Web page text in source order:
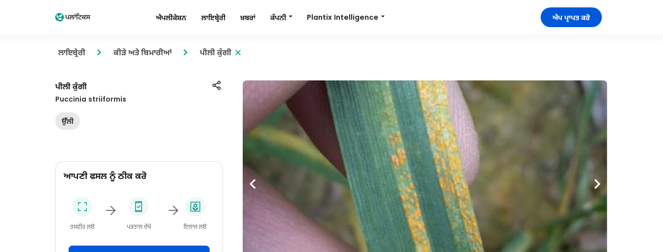
ਐਪਲੀਕੇਸ਼ਨ ਲਾਇਬ੍ਰੇਰੀ ਖ਼ਬਰਾਂ ਕੰਪਨੀ Plantix Intelligence ਐਪ ਪ੍ਰਾਪਤ ਕਰੋ
ਲਾਇਬ੍ਰੇਰੀ ਕੀੜੇ ਅਤੇ ਬਿਮਾਰੀਆਂ ਪੀਲੀ ਕੁੰਗੀ
ਪੀਲੀ ਕੁੰਗੀ
Puccinia striiformis
ਉੱਲੀ
ਆਪਣੀ ਫਸਲ ਨੂੰ ਠੀਕ ਕਰੋ
ਤਸਵੀਰ ਲਓ ਪੜਤਾਲ ਦੇਖੋ ਇਲਾਜ ਲਓ